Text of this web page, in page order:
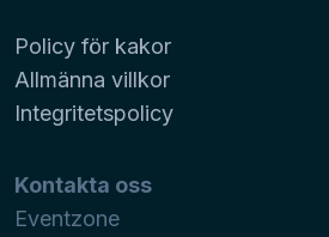
Policy för kakor
Allmänna villkor
Integritetspolicy
Kontakta oss
Eventzone